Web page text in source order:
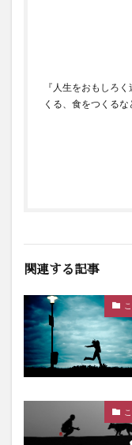
『人生をおもしろ
くる、食をつくるな
関連する記事